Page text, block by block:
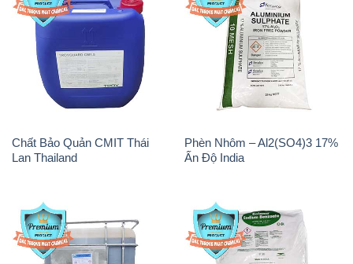
Chất Bảo Quản CMIT Thái
Lan Thailand
Phèn Nhôm – Al2(SO4)3 17%
Ấn Độ India